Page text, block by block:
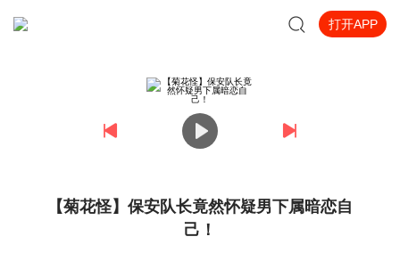
打开APP
【菊花怪】保安队长竟然怀疑男下属暗恋自
己！